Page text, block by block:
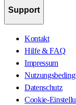
Support
Kontakt
Hilfe & FAQ
Impressum
Datenschutz
Cookie-